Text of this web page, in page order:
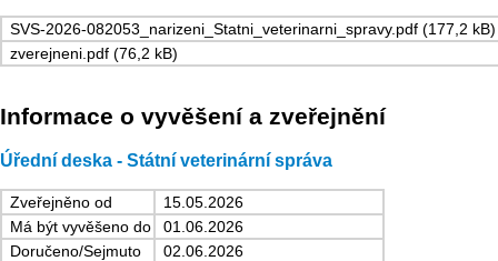
SVS-2026-082053_narizeni_Statni_veterinarni_spravy.pdf (177,2 kB)
zverejneni.pdf (76,2 kB)
Informace o vyvěšení a zveřejnění
Úřední deska - Státní veterinární správa
Zveřejněno od
15.05.2026
Má být vyvěšeno do
01.06.2026
Doručeno/Sejmuto
02.06.2026